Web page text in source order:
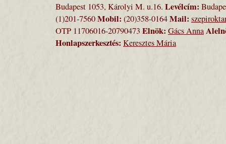
Budapest 1053, Károlyi M. u.16. Levélcím:
(1)201-7560Mobil: (20)358-0164Mail:
OTP 11706016-20790473 Elnök: Gács Anna
Honlapszerkesztés: Keresztes Mária